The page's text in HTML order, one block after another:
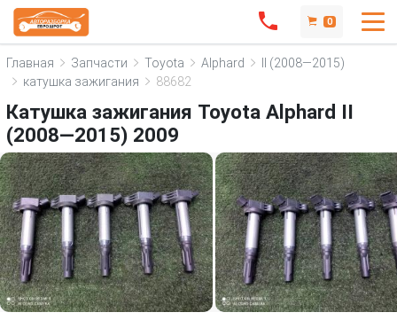
0
Главная Запчасти Toyota Alphard
II (2008—2015)
катушка зажигания
88682
Катушка зажигания Toyota Alphard II
(2008—2015) 2009